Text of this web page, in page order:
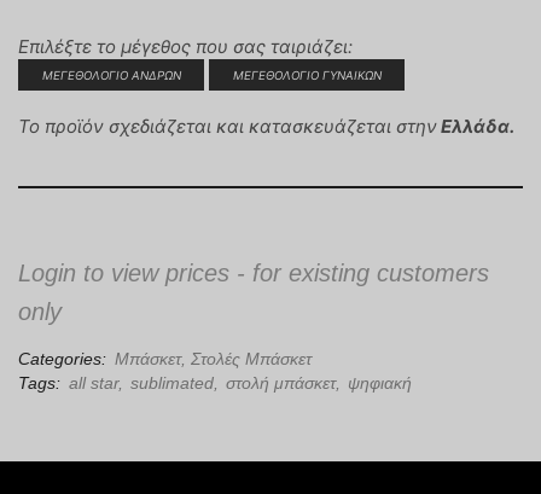
Επιλέξτε το μέγεθος που σας ταιριάζει:
ΜΕΓΕΘΟΛΟΓΙΟ ΑΝΔΡΩΝ ΜΕΓΕΘΟΛΟΓΙΟ ΓΥΝΑΙΚΩΝ
Το προϊόν σχεδιάζεται και κατασκευάζεται στηνΕλλάδα.
Login to view prices - for existing customers
only
Categories: Μπάσκετ, Στολές Μπάσκετ
Tags: all star, sublimated, στολή μπάσκετ, ψηφιακή